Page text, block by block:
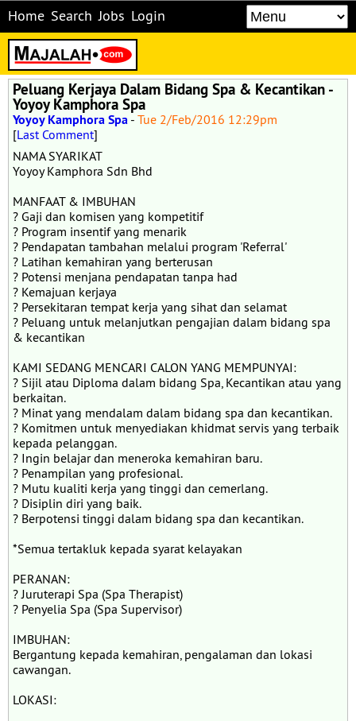
Home Search Jobs Login
Peluang Kerjaya Dalam Bidang Spa & Kecantikan -
Yoyoy Kamphora Spa
Yoyoy Kamphora Spa - Tue 2/Feb/2016 12:29pm
[Last Comment]
NAMA SYARIKAT
Yoyoy Kamphora Sdn Bhd
MANFAAT & IMBUHAN
? Gaji dan komisen yang kompetitif
? Program insentif yang menarik
? Pendapatan tambahan melalui program 'Referral'
? Latihan kemahiran yang berterusan
? Potensi menjana pendapatan tanpa had
? Kemajuan kerjaya
? Persekitaran tempat kerja yang sihat dan selamat
? Peluang untuk melanjutkan pengajian dalam bidang spa
& kecantikan
KAMI SEDANG MENCARI CALON YANG MEMPUNYAI:
? Sijil atau Diploma dalam bidang Spa, Kecantikan atau yang
berkaitan.
? Minat yang mendalam dalam bidang spa dan kecantikan.
? Komitmen untuk menyediakan khidmat servis yang terbaik
kepada pelanggan.
? Ingin belajar dan meneroka kemahiran baru.
? Penampilan yang profesional.
? Mutu kualiti kerja yang tinggi dan cemerlang.
? Disiplin diri yang baik.
? Berpotensi tinggi dalam bidang spa dan kecantikan.
*Semua tertakluk kepada syarat kelayakan
PERANAN:
? Juruterapi Spa (Spa Therapist)
? Penyelia Spa (Spa Supervisor)
IMBUHAN:
Bergantung kepada kemahiran, pengalaman dan lokasi
cawangan.
LOKASI: